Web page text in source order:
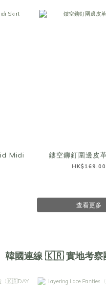
Midi
鏤空鉚釘圍邊皮
HK$169.00
查看更多
韓國連線 🇰🇷 實地考察